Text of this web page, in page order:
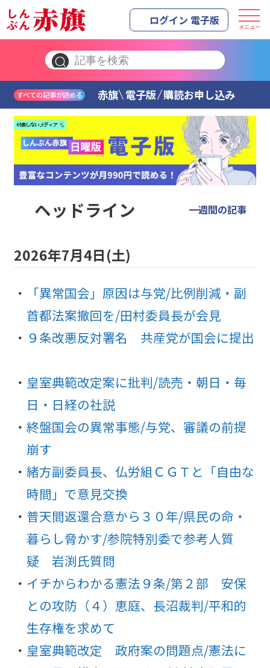
ログイン 電子版 メニュー
すべての記事が読める 赤旗 電子版 購読お申し込み
ヘッドライン 一週間の記事
2026年7月4日(土)
「異常国会」原因は与党/比例削減・副
首都法案撤回を/田村委員長が会見
９条改悪反対署名 共産党が国会に提出
皇室典範改定案に批判/読売・朝日・毎
日・日経の社説
終盤国会の異常事態/与党、審議の前提
崩す
緒方副委員長、仏労組ＣＧＴと「自由な
時間」で意見交換
普天間返還合意から３０年/県民の命・
暮らし脅かす/参院特別委で参考人質
疑 岩渕氏質問
イチからわかる憲法９条/第２部 安保
との攻防（４）恵庭、長沼裁判/平和的
生存権を求めて
皇室典範改定 政府案の問題点/憲法に